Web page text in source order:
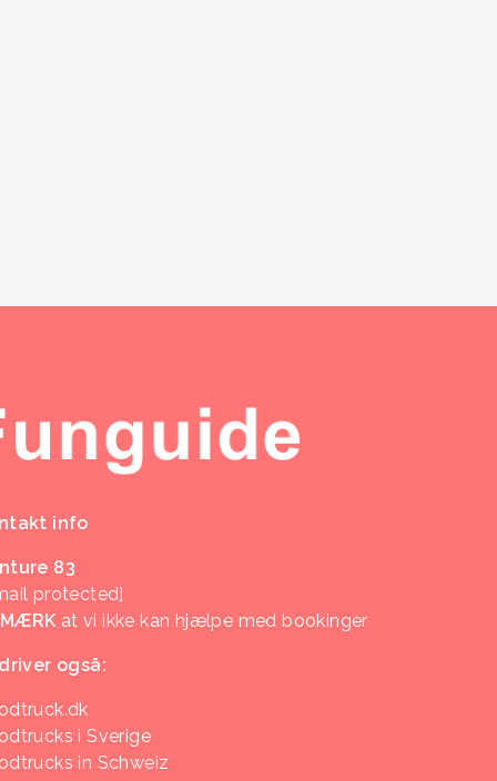
info
83
protected]
at vi ikke kan hjælpe med bookinger
også:
i Sverige
in Schweiz